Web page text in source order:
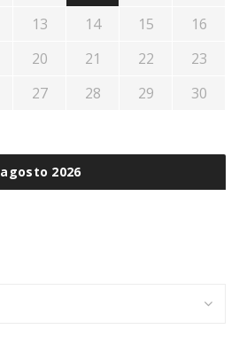
agosto 2026
13 14 15
16
20 21 22
23
27 28 29
30